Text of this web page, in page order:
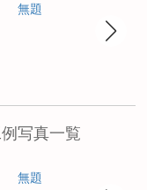
無題
写真一覧
無題